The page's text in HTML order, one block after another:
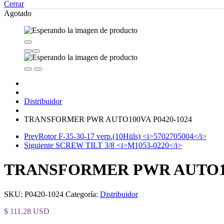
Cerrar
Agotado
Distribuidor
TRANSFORMER PWR AUTO100VA P0420-1024
PrevRotor F-35-30-17 verp.(10Hüls) <i>5702705004</i>
Siguiente SCREW TILT 3/8 <i>M1053-0220</i>
TRANSFORMER PWR
SKU: P0420-1024 Categoría: Distribuidor
$ 111.28 USD